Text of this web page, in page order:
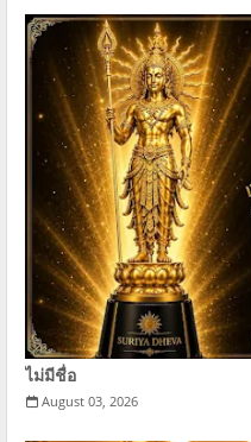
ไม่มีชื่อ
August 03, 2026